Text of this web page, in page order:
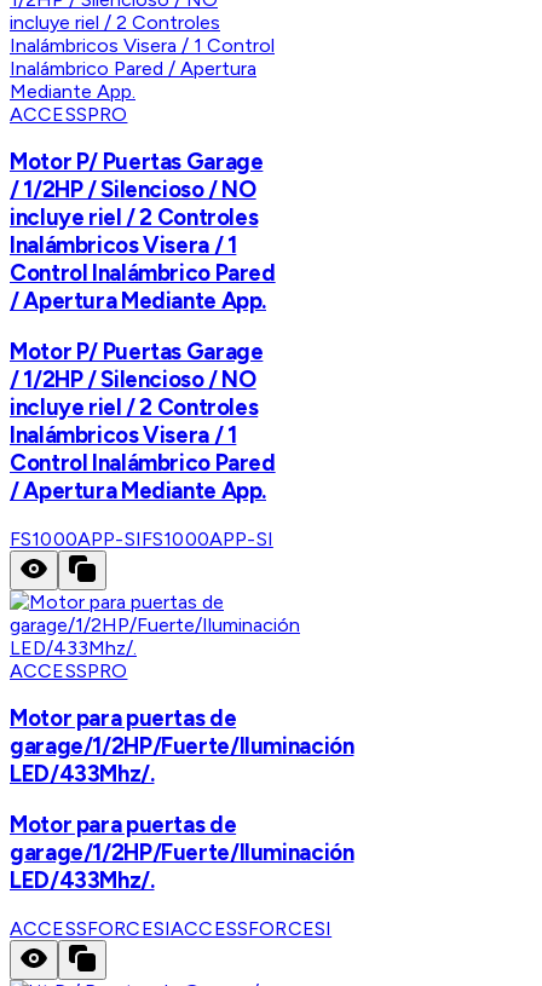
ACCESSPRO
Motor P/ Puertas Garage
/ 1/2HP / Silencioso / NO
incluye riel / 2 Controles
Inalámbricos Visera / 1
Control Inalámbrico Pared
/ Apertura Mediante App.
Motor P/ Puertas Garage
/ 1/2HP / Silencioso / NO
incluye riel / 2 Controles
Inalámbricos Visera / 1
Control Inalámbrico Pared
/ Apertura Mediante App.
FS1000APP-SIFS1000APP-SI
ACCESSPRO
Motor para puertas de
garage/1/2HP/Fuerte/Iluminación
LED/433Mhz/.
Motor para puertas de
garage/1/2HP/Fuerte/Iluminación
LED/433Mhz/.
ACCESSFORCESIACCESSFORCESI